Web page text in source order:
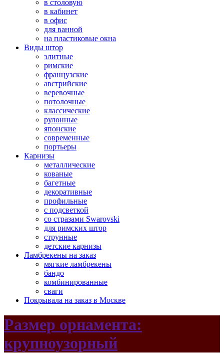
в столовую
в кабинет
в офис
для ванной
на пластиковые окна
Виды штор
элитные
римские
французские
австрийские
веревочные
потолочные
классические
рулонные
японские
современные
портьеры
Карнизы
металлические
кованые
багетные
декоративные
профильные
с подсветкой
со стразами Swarovski
для римских штор
струнные
детские карнизы
Ламбрекены на заказ
мягкие ламбрекены
бандо
комбинированные
сваги
Покрывала на заказ в Москве
Размер орнамента:
крупноузорный